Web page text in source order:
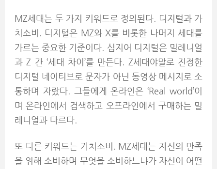
MZ세대는 두 가지 키워드로 정의된다. 디지털과 가
치소비. 디지털은 MZ와 X를 비롯한 나머지 세대를
가르는 중요한 기준이다. 심지어 디지털은 밀레니얼
과 Z 간 ‘세대 차이’를 만든다. Z세대야말로 진정한
디지털 네이티브로 문자가 아닌 동영상 메시지로 소
통하며 자랐다. 그들에게 온라인은 ‘Real world’이
며 온라인에서 검색하고 오프라인에서 구매하는 밀
레니얼과 다르다.
또 다른 키워드는 가치소비. MZ세대는 자신의 만족
을 위해 소비하며 무엇을 소비하느냐가 자신이 어떤